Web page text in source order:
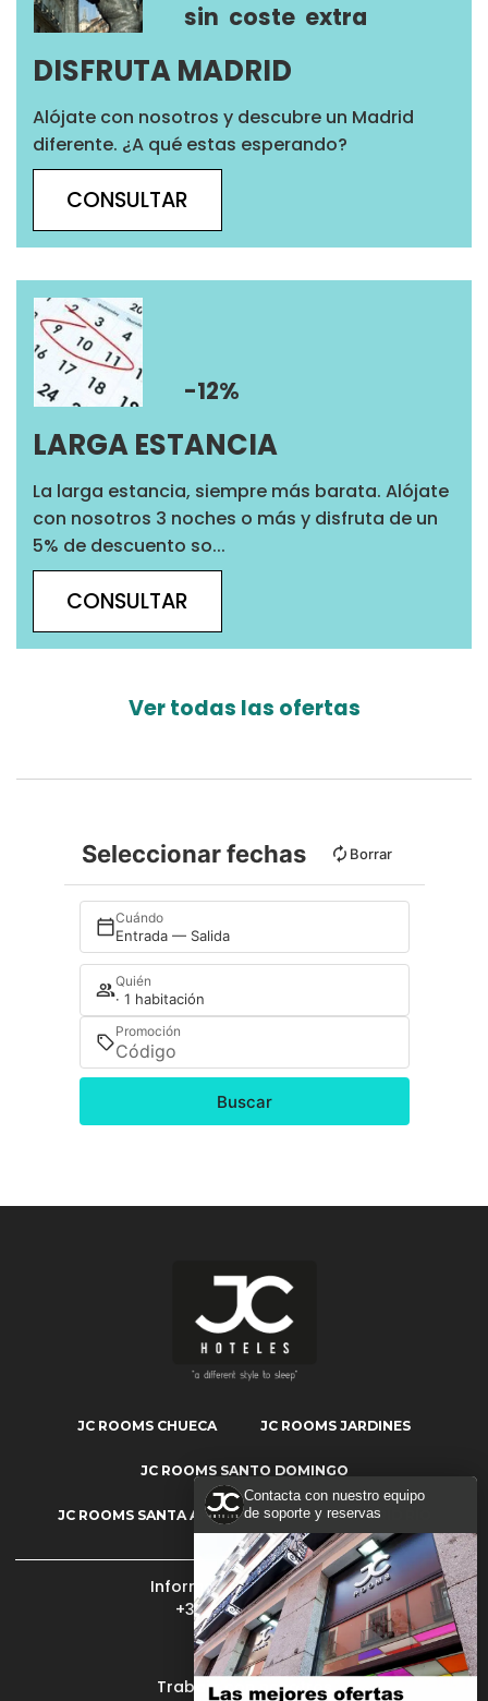
sin coste extra
DISFRUTA MADRID
Alójate con nosotros y descubre un Madrid
diferente. ¿A qué estas esperando?
CONSULTAR
-12%
LARGA ESTANCIA
La larga estancia, siempre más barata. Alójate
con nosotros 3 noches o más y disfruta de un
5% de descuento so...
CONSULTAR
Ver todas las ofertas
Seleccionar fechas Borrar
Cuándo
Entrada — Salida
Quién
· 1 habitación
Promoción
Buscar
JC ROOMS CHUECA JC ROOMS JARDINES
JC ROOMS SANTO DOMINGO
JC ROOMS SANTA ANA JC ROOMS MADRID RÍO
Información y reservas:
+34 902 400 409
Mi reserva
Trabaja con nosotros
Contacta con nuestro equipo
de soporte y reservas